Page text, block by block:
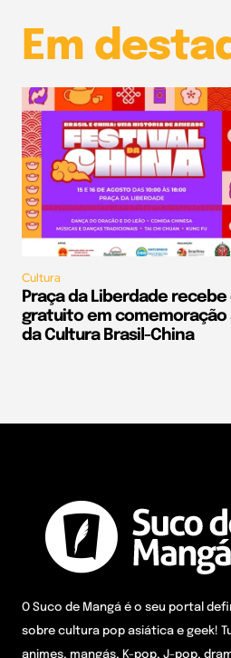
Em
Cultura
Praça da Liberdade
gratuito em comemoração
da Cultura Brasil-China
O Suco de Mangá é o seu portal
sobre cultura pop asiática e geek!
animes, mangás, K-pop, J-pop,